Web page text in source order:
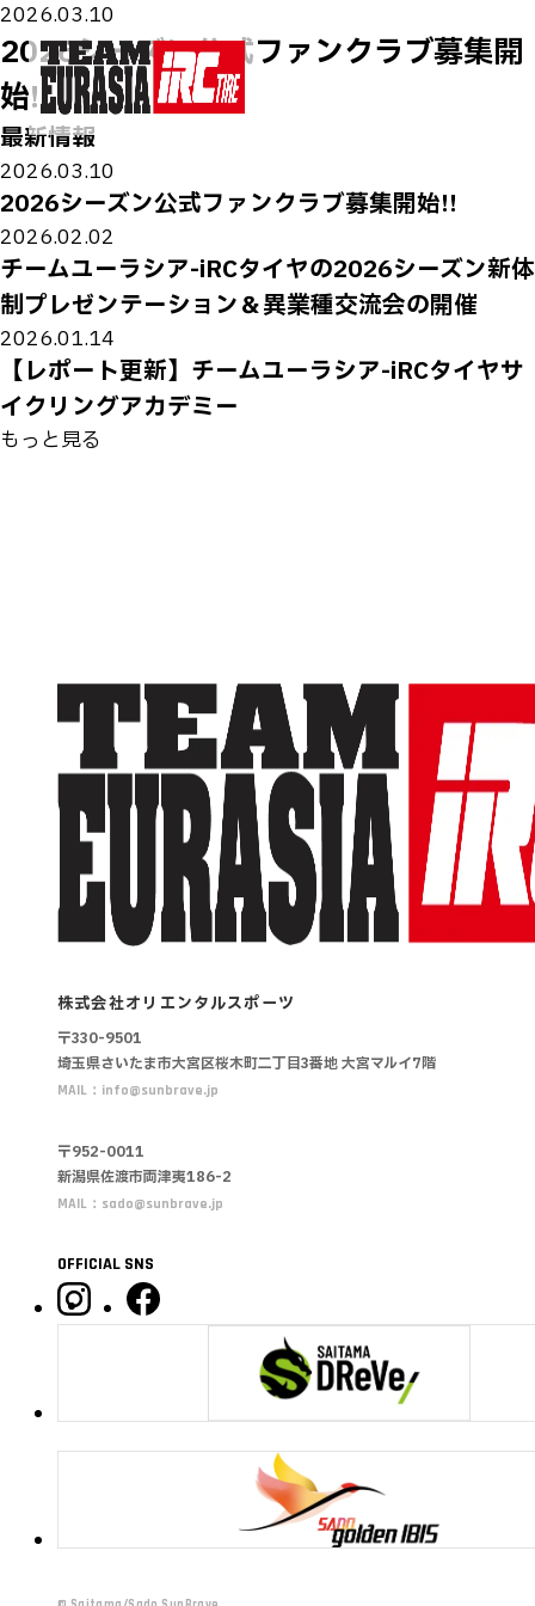
2026.03.10
2026シーズン公式ファンクラブ募集開
始!!
最新情報
2026.03.10
2026シーズン公式ファンクラブ募集開始!!
2026.02.02
チームユーラシア-iRCタイヤの2026シーズン新体
制プレゼンテーション＆異業種交流会の開催
2026.01.14
【レポート更新】チームユーラシア-iRCタイヤサ
イクリングアカデミー
もっと見る
株式会社オリエンタルスポーツ
〒330-9501
埼玉県さいたま市大宮区桜木町二丁目3番地大宮マルイ7階
MAIL： info@sunbrave.jp
〒952-0011
新潟県佐渡市両津夷186-2
MAIL： sado@sunbrave.jp
OFFICIAL SNS